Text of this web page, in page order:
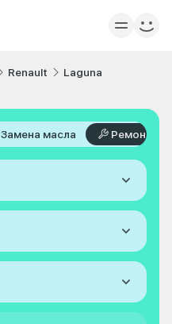
Renault Laguna
Замена масла Ремонт